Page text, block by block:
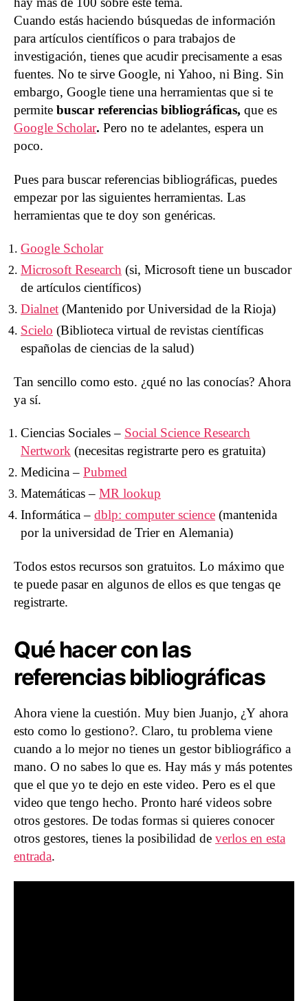
Cuando estás haciendo búsquedas de información
para artículos científicos o para trabajos de
investigación, tienes que acudir precisamente a esas
fuentes. No te sirve Google, ni Yahoo, ni Bing. Sin
embargo, Google tiene una herramientas que si te
permite buscar referencias bibliográficas, que es
Google Scholar. Pero no te adelantes, espera un
poco.
Pues para buscar referencias bibliográficas, puedes
empezar por las siguientes herramientas. Las
herramientas que te doy son genéricas.
Google Scholar
Microsoft Research (si, Microsoft tiene un buscador
de artículos científicos)
Dialnet (Mantenido por Universidad de la Rioja)
Scielo (Biblioteca virtual de revistas científicas
españolas de ciencias de la salud)
Tan sencillo como esto. ¿qué no las conocías? Ahora
ya sí.
Ciencias Sociales – Social Science Research
Nertwork (necesitas registrarte pero es gratuita)
Medicina – Pubmed
Matemáticas – MR lookup
Informática – dblp: computer science (mantenida
por la universidad de Trier en Alemania)
Todos estos recursos son gratuitos. Lo máximo que
te puede pasar en algunos de ellos es que tengas qe
registrarte.
Qué hacer con las
referencias bibliográficas
Ahora viene la cuestión. Muy bien Juanjo, ¿Y ahora
esto como lo gestiono?. Claro, tu problema viene
cuando a lo mejor no tienes un gestor bibliográfico a
mano. O no sabes lo que es. Hay más y más potentes
que el que yo te dejo en este video. Pero es el que
video que tengo hecho. Pronto haré videos sobre
otros gestores. De todas formas si quieres conocer
otros gestores, tienes la posibilidad de verlos en esta
entrada.